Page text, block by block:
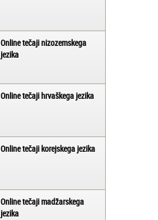
Online tečaji nizozemskega
jezika
Online tečaji hrvaškega jezika
Online tečaji korejskega jezika
Online tečaji madžarskega
jezika